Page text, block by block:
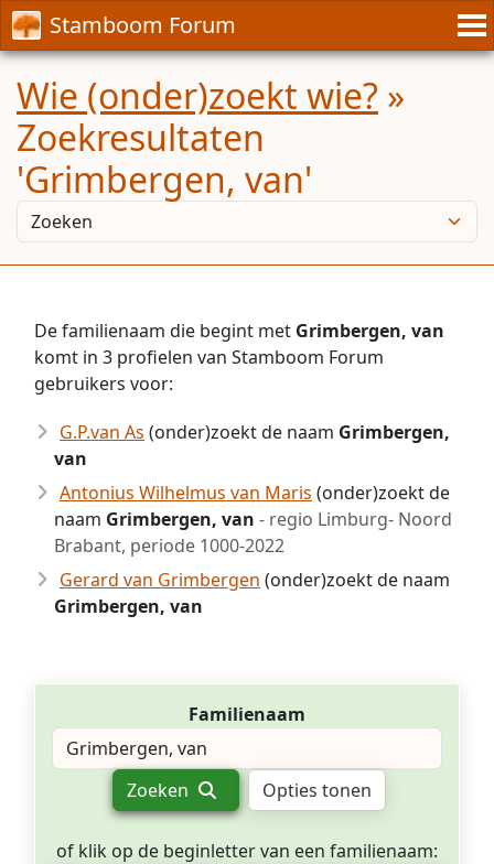
Stamboom Forum
Wie (onder)zoekt wie? »
Zoekresultaten
'Grimbergen, van'
De familienaam die begint met Grimbergen, van
komt in 3 profielen van Stamboom Forum
gebruikers voor:
G.P.van As (onder)zoekt de naam Grimbergen,
van
Antonius Wilhelmus van Maris (onder)zoekt de
naam Grimbergen, van - regio Limburg- Noord
Brabant, periode 1000-2022
Gerard van Grimbergen (onder)zoekt de naam
Grimbergen, van
Familienaam
Zoeken Opties tonen
of klik op de beginletter van een familienaam: